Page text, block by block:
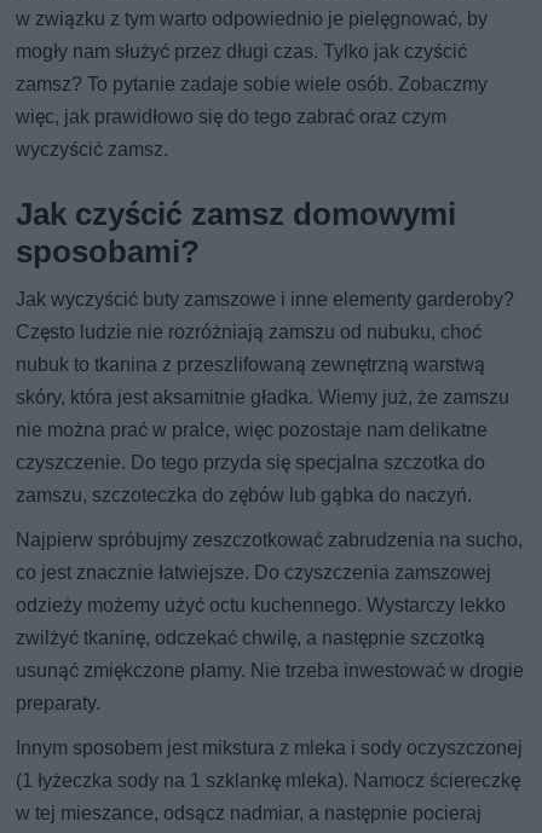
w związku z tym warto odpowiednio je pielęgnować, by
mogły nam służyć przez długi czas. Tylko jak czyścić
zamsz? To pytanie zadaje sobie wiele osób. Zobaczmy
więc, jak prawidłowo się do tego zabrać oraz czym
wyczyścić zamsz.
Jak czyścić zamsz domowymi
sposobami?
Jak wyczyścić buty zamszowe i inne elementy garderoby?
Często ludzie nie rozróżniają zamszu od nubuku, choć
nubuk to tkanina z przeszlifowaną zewnętrzną warstwą
skóry, która jest aksamitnie gładka. Wiemy już, że zamszu
nie można prać w pralce, więc pozostaje nam delikatne
czyszczenie. Do tego przyda się specjalna szczotka do
zamszu, szczoteczka do zębów lub gąbka do naczyń.
Najpierw spróbujmy zeszczotkować zabrudzenia na sucho,
co jest znacznie łatwiejsze. Do czyszczenia zamszowej
odzieży możemy użyć octu kuchennego. Wystarczy lekko
zwilżyć tkaninę, odczekać chwilę, a następnie szczotką
usunąć zmiękczone plamy. Nie trzeba inwestować w drogie
preparaty.
Innym sposobem jest mikstura z mleka i sody oczyszczonej
(1 łyżeczka sody na 1 szklankę mleka). Namocz ściereczkę
w tej mieszance, odsącz nadmiar, a następnie pocieraj